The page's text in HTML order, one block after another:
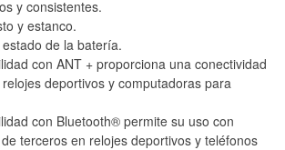
y consistentes.
y estanco.
de la batería.
con ANT + proporciona una conectividad
deportivos y computadoras para
con Bluetooth® permite su uso con
terceros en relojes deportivos y teléfonos